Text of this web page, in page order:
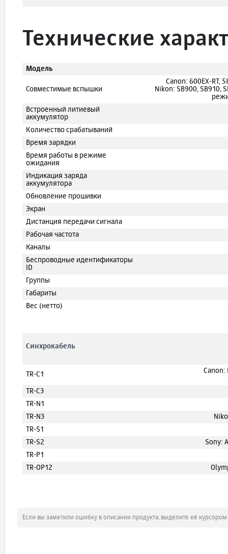
Технические
Модель
Совместимые вспышки
Canon: 600EX-RT,
Nikon: SB900, SB910,
Встроенный литиевый
аккумулятор
Количество срабатываний
Время зарядки
Время работы в режиме
ожидания
Индикация заряда
аккумулятора
Обновление прошивки
Экран
Дистанция передачи сигнала
Рабочая частота
Каналы
Беспроводные идентификаторы
ID
Группы
Габариты
Вес (нетто)
Синхрокабель
TR-C1 Canon:
TR-C3
TR-N1
TR-N3
TR-S1
TR-S2
Sony:
TR-P1
TR-OP12
Если вы заметили ошибку в описании продукта, выделите её